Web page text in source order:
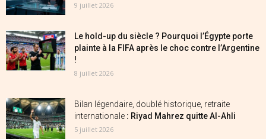
9 juillet 2026
Le hold-up du siècle ? Pourquoi l’Égypte porte
plainte à la FIFA après le choc contre l’Argentine
!
8 juillet 2026
Bilan légendaire, doublé historique, retraite
internationale : Riyad Mahrez quitte Al-Ahli
5 juillet 2026